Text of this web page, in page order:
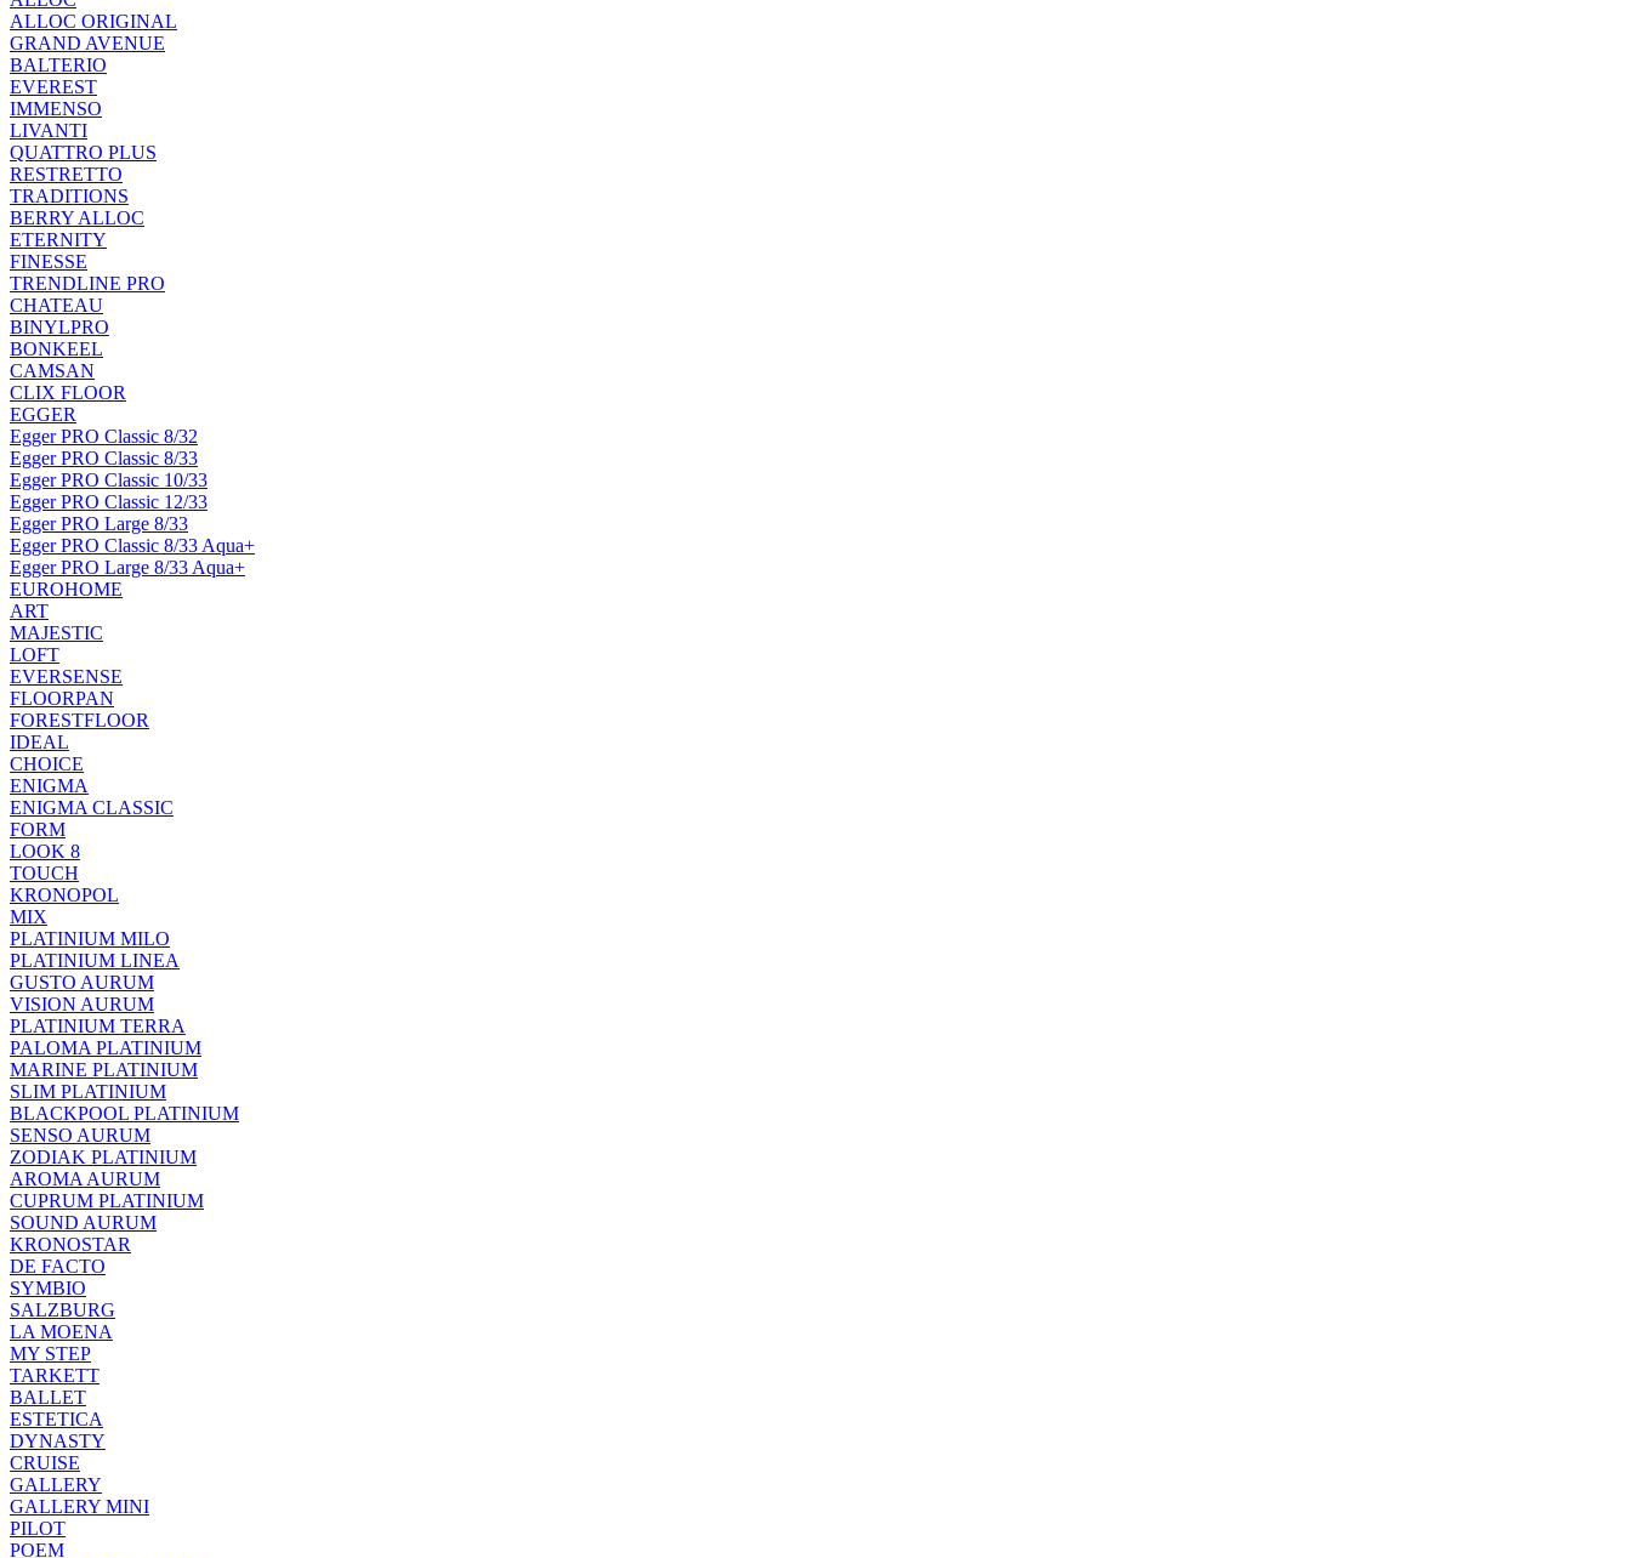
ALLOC ORIGINAL
GRAND AVENUE
BALTERIO
EVEREST
IMMENSO
LIVANTI
QUATTRO PLUS
RESTRETTO
TRADITIONS
BERRY ALLOC
ETERNITY
FINESSE
TRENDLINE PRO
CHATEAU
BINYLPRO
BONKEEL
CAMSAN
CLIX FLOOR
EGGER
Egger PRO Classic 8/32
Egger PRO Classic 8/33
Egger PRO Classic 10/33
Egger PRO Classic 12/33
Egger PRO Large 8/33
Egger PRO Classic 8/33 Aqua+
Egger PRO Large 8/33 Aqua+
EUROHOME
ART
MAJESTIC
LOFT
EVERSENSE
FLOORPAN
FORESTFLOOR
IDEAL
CHOICE
ENIGMA
ENIGMA CLASSIC
FORM
LOOK 8
TOUCH
KRONOPOL
MIX
PLATINIUM MILO
PLATINIUM LINEA
GUSTO AURUM
VISION AURUM
PLATINIUM TERRA
PALOMA PLATINIUM
MARINE PLATINIUM
SLIM PLATINIUM
BLACKPOOL PLATINIUM
SENSO AURUM
ZODIAK PLATINIUM
AROMA AURUM
CUPRUM PLATINIUM
SOUND AURUM
KRONOSTAR
DE FACTO
SYMBIO
SALZBURG
LA MOENA
MY STEP
TARKETT
BALLET
ESTETICA
DYNASTY
CRUISE
GALLERY
GALLERY MINI
PILOT
POEM